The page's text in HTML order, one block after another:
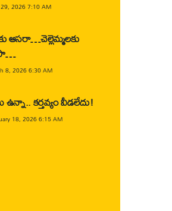
2026 7:10 AM
ఆసరా…చెల్లెమ్మలకు
8, 2026 6:30 AM
ఉన్నా.. కర్తవ్యం వీడలేదు!
18, 2026 6:15 AM